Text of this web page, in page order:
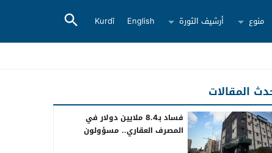
منوع أرشيف الثورة English
Kurdî
المقالات
فساد بـ8.4 ملايين دولار في
المصرف العقاري.. مسؤولون